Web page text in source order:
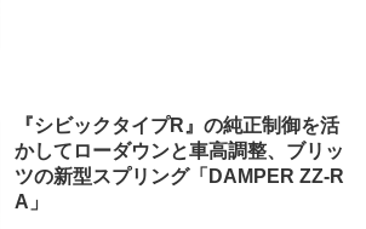
『シビックタイプR』の純正制御を活
かしてローダウンと車高調整、ブリッ
ツの新型スプリング「DAMPER ZZ-R
A」